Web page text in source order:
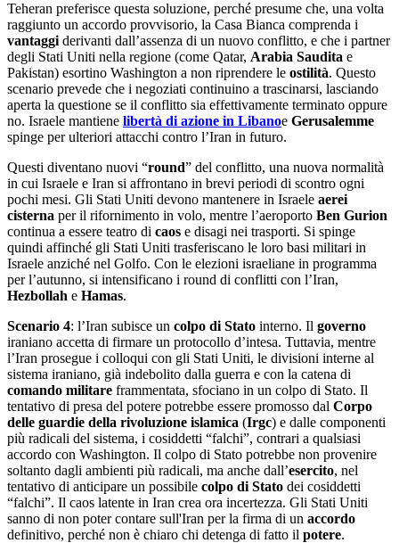
Teheran preferisce questa soluzione, perché presume che, una volta
raggiunto un accordo provvisorio, la Casa Bianca comprenda i
vantaggi derivanti dall’assenza di un nuovo conflitto, e che i partner
degli Stati Uniti nella regione (come Qatar, Arabia Saudita e
Pakistan) esortino Washington a non riprendere le ostilità. Questo
scenario prevede che i negoziati continuino a trascinarsi, lasciando
aperta la questione se il conflitto sia effettivamente terminato oppure
no. Israele mantiene libertà di azione in Libanoe Gerusalemme
spinge per ulteriori attacchi contro l’Iran in futuro.
Questi diventano nuovi “round” del conflitto, una nuova normalità
in cui Israele e Iran si affrontano in brevi periodi di scontro ogni
pochi mesi. Gli Stati Uniti devono mantenere in Israele aerei
cisterna per il rifornimento in volo, mentre l’aeroporto Ben Gurion
continua a essere teatro di caos e disagi nei trasporti. Si spinge
quindi affinché gli Stati Uniti trasferiscano le loro basi militari in
Israele anziché nel Golfo. Con le elezioni israeliane in programma
per l’autunno, si intensificano i round di conflitti con l’Iran,
Hezbollah e Hamas.
Scenario 4: l’Iran subisce un colpo di Stato interno. Il governo
iraniano accetta di firmare un protocollo d’intesa. Tuttavia, mentre
l’Iran prosegue i colloqui con gli Stati Uniti, le divisioni interne al
sistema iraniano, già indebolito dalla guerra e con la catena di
comando militare frammentata, sfociano in un colpo di Stato. Il
tentativo di presa del potere potrebbe essere promosso dal Corpo
delle guardie della rivoluzione islamica (Irgc) e dalle componenti
più radicali del sistema, i cosiddetti “falchi”, contrari a qualsiasi
accordo con Washington. Il colpo di Stato potrebbe non provenire
soltanto dagli ambienti più radicali, ma anche dall’esercito, nel
tentativo di anticipare un possibile colpo di Stato dei cosiddetti
“falchi”. Il caos latente in Iran crea ora incertezza. Gli Stati Uniti
sanno di non poter contare sull'Iran per la firma di un accordo
definitivo, perché non è chiaro chi detenga di fatto il potere.